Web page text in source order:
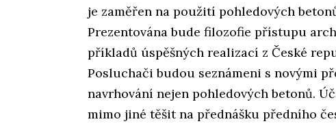
je zaměřen na použití pohledových
Prezentována bude filozofie přístupu
příkladů úspěšných realizací z České
Posluchači budou seznámeni s novými
navrhování nejen pohledových betonů.
mimo jiné těšit na přednášku předního